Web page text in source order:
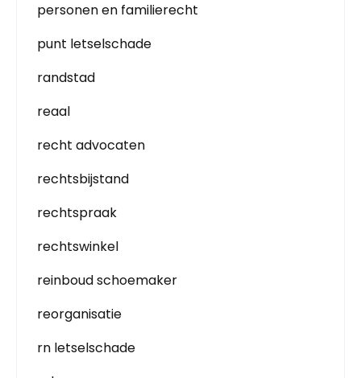
personen en familierecht
punt letselschade
randstad
reaal
recht advocaten
rechtsbijstand
rechtspraak
rechtswinkel
reinboud schoemaker
reorganisatie
rn letselschade